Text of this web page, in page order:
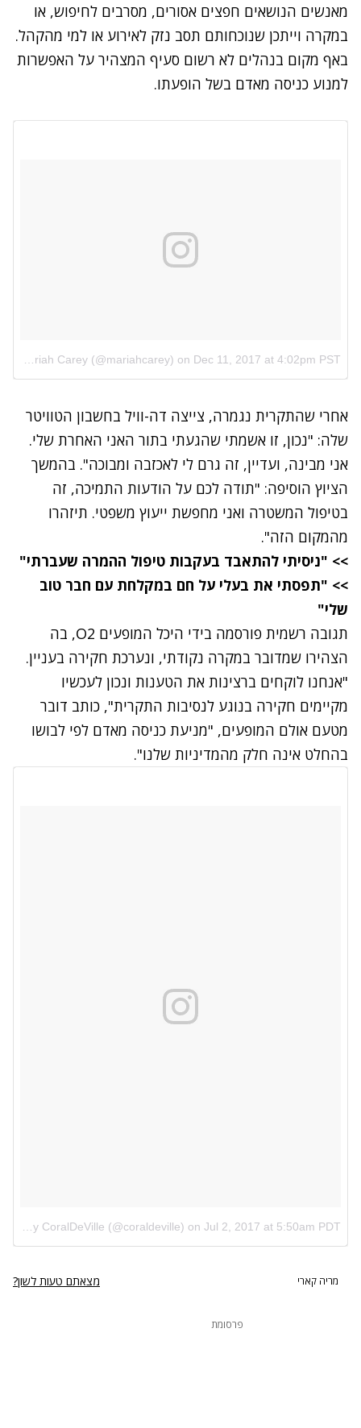
מאנשים הנושאים חפצים אסורים, מסרבים לחיפוש, או
במקרה וייתכן שנוכחותם תסב נזק לאירוע או למי מהקהל.
באף מקום בנהלים לא רשום סעיף המצהיר על האפשרות
למנוע כניסה מאדם בשל הופעתו.
A post shared by Mariah Carey (@mariahcarey) on Dec 11, 2017 at 4:02pm PST
אחרי שהתקרית נגמרה, צייצה דה-וויל בחשבון הטוויטר
שלה: "נכון, זו אשמתי שהגעתי בתור האני האחרת שלי.
אני מבינה, ועדיין, זה גרם לי לאכזבה ומבוכה". בהמשך
הציוץ הוסיפה: "תודה לכם על הודעות התמיכה, זה
בטיפול המשטרה ואני מחפשת ייעוץ משפטי. תיזהרו
מהמקום הזה".
>> "ניסיתי להתאבד בעקבות טיפול ההמרה שעברתי"
>> "תפסתי את בעלי על חם במקלחת עם חבר טוב
שלי"
תגובה רשמית פורסמה בידי היכל המופעים O2, בה
הצהירו שמדובר במקרה נקודתי, ונערכת חקירה בעניין.
"אנחנו לוקחים ברצינות את הטענות ונכון לעכשיו
מקיימים חקירה בנוגע לנסיבות התקרית", כותב דובר
מטעם אולם המופעים, "מניעת כניסה מאדם לפי לבושו
בהחלט אינה חלק מהמדיניות שלנו".
on Jul 2, 2017 at 5:50am PDT
מריה קארי מצאתם טעות לשון?
פרסומת